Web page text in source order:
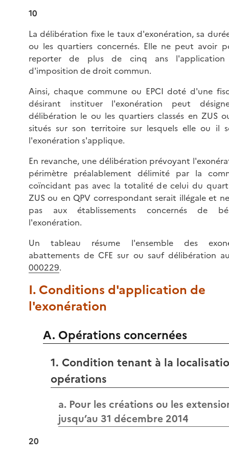
10
La délibération fixe le taux d'exonération, sa
ou les quartiers concernés. Elle ne peut avoir
reporter de plus de cinq ans
d'imposition de droit commun.
Ainsi, chaque commune ou EPCI doté d'une
désirant instituer l'exonération peut
délibération le ou les quartiers classés en ZUS
situés sur son territoire sur lesquels elle ou il
l'exonération s'applique.
En revanche, une délibération prévoyant
périmètre préalablement délimité par la
coïncidant pas avec la totalité de celui du
ZUS ou en QPV correspondant serait illégale et
pas aux établissements concernés de
l'exonération.
Un tableau résume l'ensemble des
abattements de CFE sur ou sauf délibération
000229.
I. Conditions d'application de
l'exonération
A. Opérations concernées
1. Condition tenant à la
opérations
a. Pour les créations ou les
jusqu’au 31 décembre 2014
20